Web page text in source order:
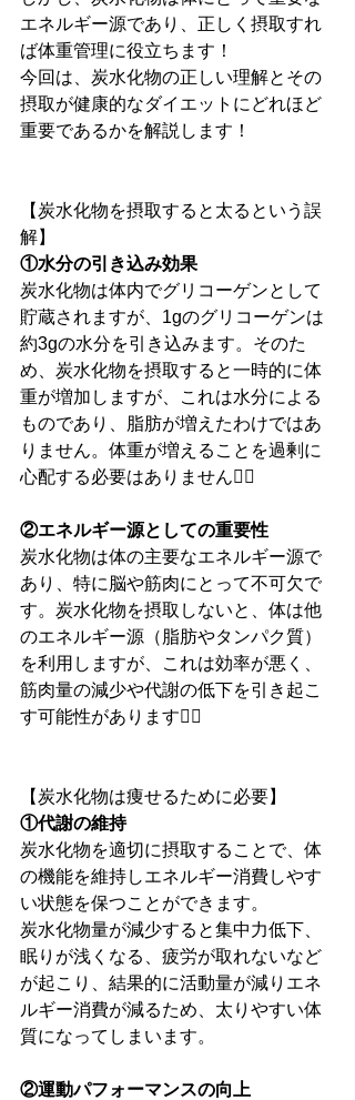
エネルギー源であり、正しく摂取すれ
ば体重管理に役立ちます！
今回は、炭水化物の正しい理解とその
摂取が健康的なダイエットにどれほど
重要であるかを解説します！
【炭水化物を摂取すると太るという誤
解】
①水分の引き込み効果
炭水化物は体内でグリコーゲンとして
貯蔵されますが、1gのグリコーゲンは
約3gの水分を引き込みます。そのた
め、炭水化物を摂取すると一時的に体
重が増加しますが、これは水分による
ものであり、脂肪が増えたわけではあ
りません。体重が増えることを過剰に
心配する必要はありません🙆‍♂️
②エネルギー源としての重要性
炭水化物は体の主要なエネルギー源で
あり、特に脳や筋肉にとって不可欠で
す。炭水化物を摂取しないと、体は他
のエネルギー源（脂肪やタンパク質）
を利用しますが、これは効率が悪く、
筋肉量の減少や代謝の低下を引き起こ
す可能性があります🙅‍♂️
【炭水化物は痩せるために必要】
①代謝の維持
炭水化物を適切に摂取することで、体
の機能を維持しエネルギー消費しやす
い状態を保つことができます。
炭水化物量が減少すると集中力低下、
眠りが浅くなる、疲労が取れないなど
が起こり、結果的に活動量が減りエネ
ルギー消費が減るため、太りやすい体
質になってしまいます。
②運動パフォーマンスの向上